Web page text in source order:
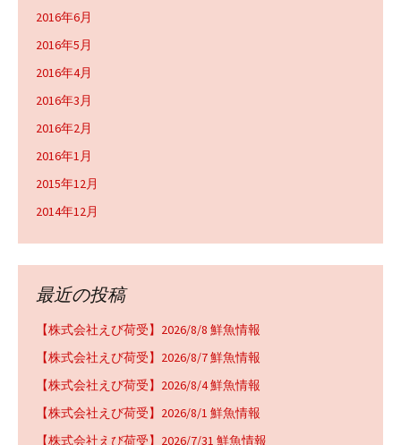
2016年6月
2016年5月
2016年4月
2016年3月
2016年2月
2016年1月
2015年12月
2014年12月
最近の投稿
【株式会社えび荷受】2026/8/8 鮮魚情報
【株式会社えび荷受】2026/8/7 鮮魚情報
【株式会社えび荷受】2026/8/4 鮮魚情報
【株式会社えび荷受】2026/8/1 鮮魚情報
【株式会社えび荷受】2026/7/31 鮮魚情報